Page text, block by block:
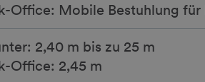
Office: Mobile Bestuhlung für
2,40 m bis zu 25 m
Office: 2,45 m